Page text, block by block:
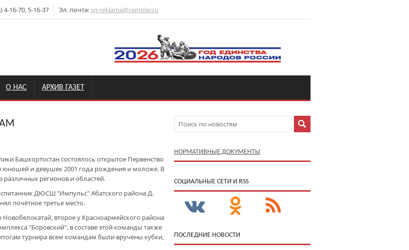
16-70, 5-16-37 Эл. почта: sn-reklama@rambler.ru
О НАС АРХИВ ГАЗЕТ
Башкортостан состоялось открытое Первенство
юношей и девушек 2001 года рождения и моложе. В
различных регионов и областей.
ДЮСШ "Импульс" Абатского района Д.
почётное третье место.
второе у Красноармейского района
"Боровский", в составе этой команды также
турнира всем командам были вручены кубки,
НОРМАТИВНЫЕ ДОКУМЕНТЫ
CОЦИАЛЬНЫЕ СЕТИ И RSS
ПОСЛЕДНИЕ НОВОСТИ